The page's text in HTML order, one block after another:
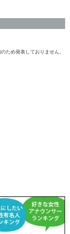
ため発表しておりません。